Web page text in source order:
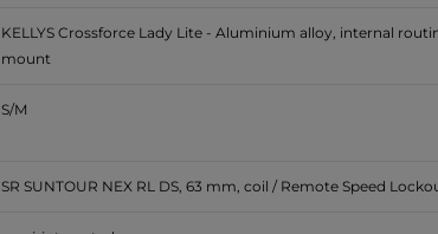
KELLYS Crossforce Lady Lite - Aluminium alloy, internal
mount
S/M
SR SUNTOUR NEX RL DS, 63 mm, coil / Remote Speed